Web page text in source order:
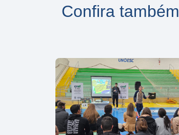
Confira também